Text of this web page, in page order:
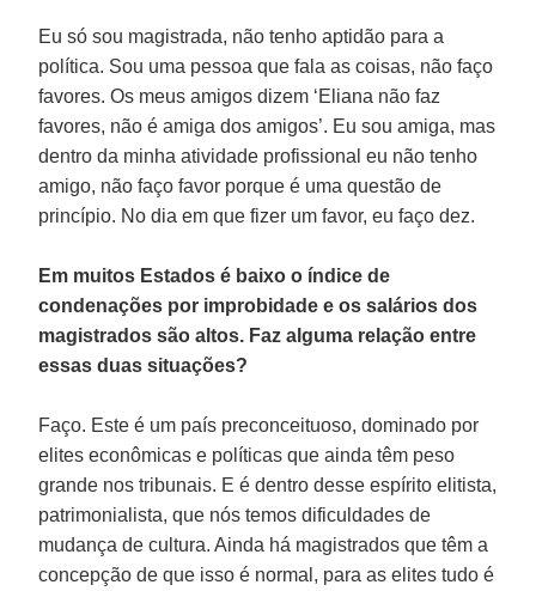
Eu só sou magistrada, não tenho aptidão para a
política. Sou uma pessoa que fala as coisas, não faço
favores. Os meus amigos dizem ‘Eliana não faz
favores, não é amiga dos amigos’. Eu sou amiga, mas
dentro da minha atividade profissional eu não tenho
amigo, não faço favor porque é uma questão de
princípio. No dia em que fizer um favor, eu faço dez.
Em muitos Estados é baixo o índice de
condenações por improbidade e os salários dos
magistrados são altos. Faz alguma relação entre
essas duas situações?
Faço. Este é um país preconceituoso, dominado por
elites econômicas e políticas que ainda têm peso
grande nos tribunais. E é dentro desse espírito elitista,
patrimonialista, que nós temos dificuldades de
mudança de cultura. Ainda há magistrados que têm a
concepção de que isso é normal, para as elites tudo é